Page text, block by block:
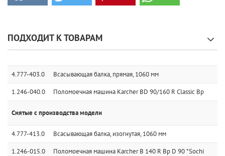
ПОДХОДИТ К ТОВАРАМ
4.777-403.0 Всасывающая балка, прямая, 1060 мм
1.246-040.0 Поломоечная машина Karcher BD 90/160 R Classic Bp
Снятые с производства модели
4.777-413.0 Всасывающая балка, изогнутая, 1060 мм
1.246-015.0 Поломоечная машина Karcher B 140 R Bp D 90 *Sochi